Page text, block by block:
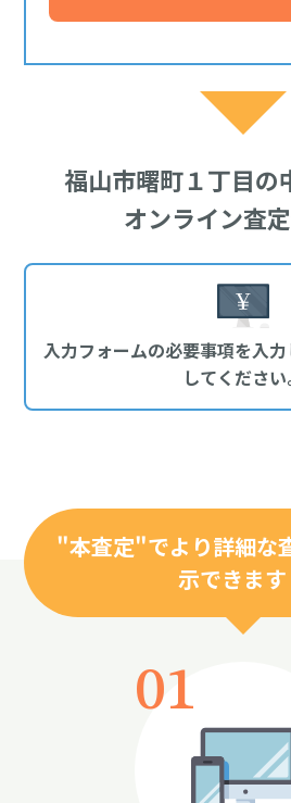
福山市曙町１丁目の
オンライン査
"本査定"でより詳細な
示できます